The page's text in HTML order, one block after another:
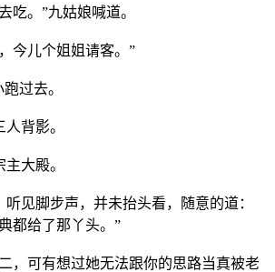
吃。”九姑娘喊道。
今儿个姐姐请客。”
过去。
背影。
大殿。
见脚步声，并未抬头看，随意的道：
都给了那丫头。”
，可有想过她无法跟你的思路当真被老